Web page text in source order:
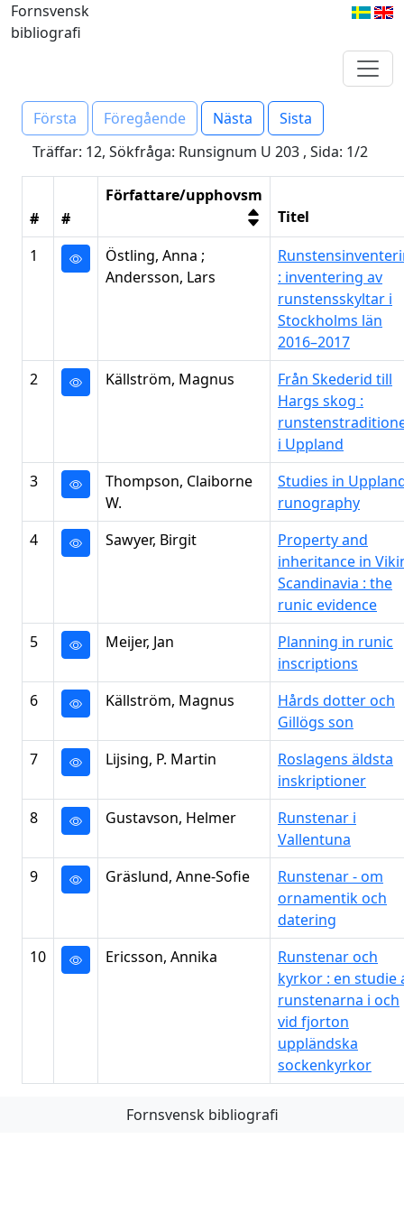
Fornsvensk
bibliografi
Första Föregående Nästa
Sista
Träffar: 12, Sökfråga: Runsignum U 203 , Sida: 1/2
# #
Författare/upphovsm
Titel
1
Östling, Anna ;
Andersson, Lars
: inventering av
runstensskyltar i
Stockholms län
2016–2017
2
Källström, Magnus
Från Skederid till
Hargs skog :
i Uppland
3
Thompson, Claiborne
W.
Studies in
runography
4
Sawyer, Birgit
Property and
inheritance in
Scandinavia : the
runic evidence
5
Meijer, Jan
Planning in runic
inscriptions
6
Källström, Magnus
Hårds dotter och
Gillögs son
7
Lijsing, P. Martin
Roslagens äldsta
inskriptioner
8
Gustavson, Helmer
Runstenar i
Vallentuna
9
Gräslund, Anne-Sofie
Runstenar - om
ornamentik och
datering
10
Ericsson, Annika
Runstenar och
kyrkor : en studie
runstenarna i och
vid fjorton
uppländska
sockenkyrkor
Föregående Nästa
Fornsvensk bibliografi